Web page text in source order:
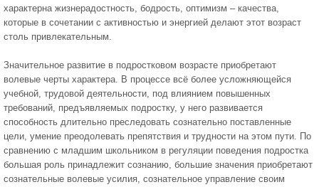
характерна жизнерадостность, бодрость, оптимизм – качества,
которые в сочетании с активностью и энергией делают этот возраст
столь привлекательным.
Значительное развитие в подростковом возрасте приобретают
волевые черты характера. В процессе всё более усложняющейся
учебной, трудовой деятельности, под влиянием повышенных
требований, предъявляемых подростку, у него развивается
способность длительно преследовать сознательно поставленные
цели, умение преодолевать препятствия и трудности на этом пути. По
сравнению с младшим школьником в регуляции поведения подростка
большая роль принадлежит сознанию, большие значения приобретают
сознательные волевые усилия, сознательное управление своим